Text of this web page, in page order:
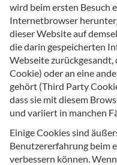
wird beim ersten Besuch
Internetbrowser
dieser Website auf
die darin gespeicherten
Webseite
Cookie) oder an eine
gehört (Third Party
dass sie mit diesem
und variiert in manchen
Einige Cookies sind
Benutzererfahrung beim
verbessern können.